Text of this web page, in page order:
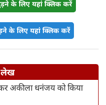
के लिए यहां क्लिक करें
के लिए यहां क्लिक करें
लेख
अकीला धनंजय को किया